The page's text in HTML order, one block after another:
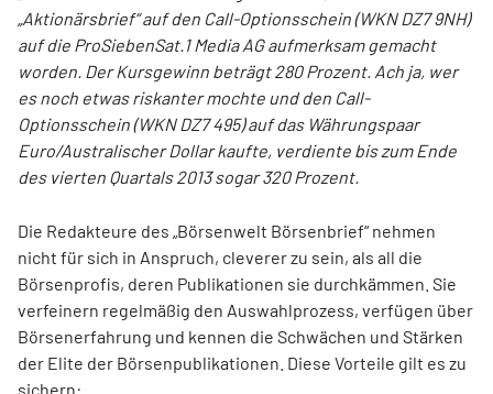
„Aktionärsbrief“ auf den Call-Optionsschein (WKN DZ7 9NH)
auf die ProSiebenSat.1 Media AG aufmerksam gemacht
worden. Der Kursgewinn beträgt 280 Prozent. Ach ja, wer
es noch etwas riskanter mochte und den Call-
Optionsschein (WKN DZ7 495) auf das Währungspaar
Euro/Australischer Dollar kaufte, verdiente bis zum Ende
des vierten Quartals 2013 sogar 320 Prozent.
Die Redakteure des „Börsenwelt Börsenbrief“ nehmen
nicht für sich in Anspruch, cleverer zu sein, als all die
Börsenprofis, deren Publikationen sie durchkämmen. Sie
verfeinern regelmäßig den Auswahlprozess, verfügen über
Börsenerfahrung und kennen die Schwächen und Stärken
der Elite der Börsenpublikationen. Diese Vorteile gilt es zu
sichern: